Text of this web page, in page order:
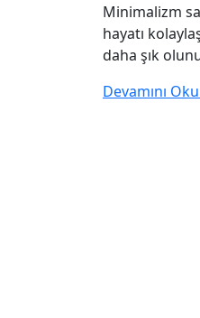
Minimalizm
hayatı
daha şık
Devamını Oku